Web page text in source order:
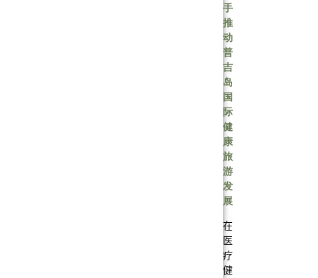
手
推
动
普
吉
岛
国
际
健
康
旅
游
发
展
在
医
疗
健